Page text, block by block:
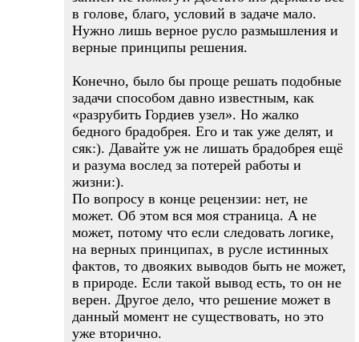
в голове, благо, условий в задаче мало.
Нужно лишь верное русло размышления и
верные принципы решения.
Конечно, было бы проще решать подобные
задачи способом давно известным, как
«разрубить Гордиев узел». Но жалко
бедного брадобрея. Его и так уже делят, и
сяк:). Давайте уж не лишать брадобрея ещё
и разума вослед за потерей работы и
жизни:).
По вопросу в конце рецензии: нет, не
может. Об этом вся моя страница. А не
может, потому что если следовать логике,
на верных принципах, в русле истинных
фактов, то двояких выводов быть не может,
в природе. Если такой вывод есть, то он не
верен. Другое дело, что решение может в
данный момент не существовать, но это
уже вторично.